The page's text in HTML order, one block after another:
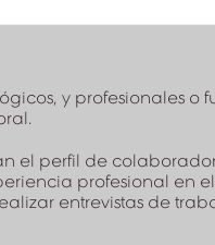
y profesionales o
el perfil de
profesional en
entrevistas de